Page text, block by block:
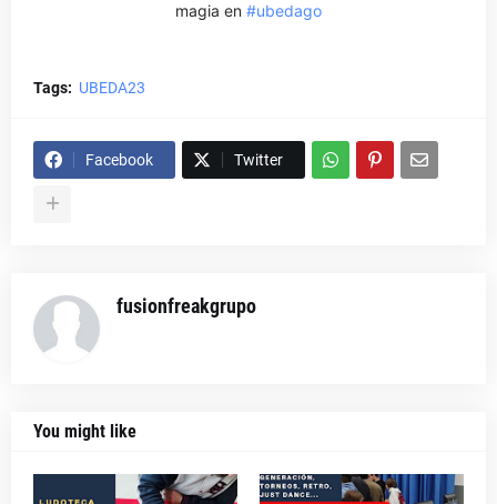
magia en #ubedago
Tags: UBEDA23
Facebook Twitter
fusionfreakgrupo
You might like